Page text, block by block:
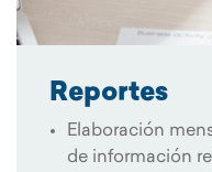
Reportes
Elaboración
de información